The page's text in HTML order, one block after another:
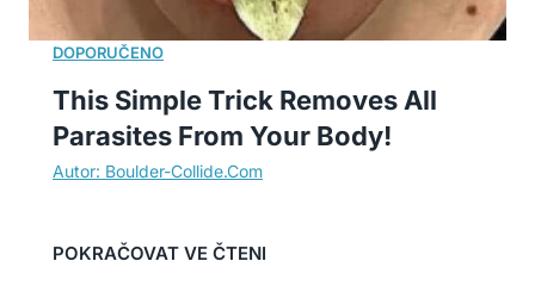
This Simple Trick Removes All
Parasites From Your Body!